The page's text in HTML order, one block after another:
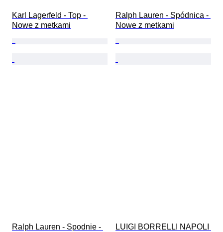
Karl Lagerfeld - Top -
Nowe z metkami
Ralph Lauren - Spódnica -
Nowe z metkami
Ralph Lauren - Spodnie -
LUIGI BORRELLI NAPOLI